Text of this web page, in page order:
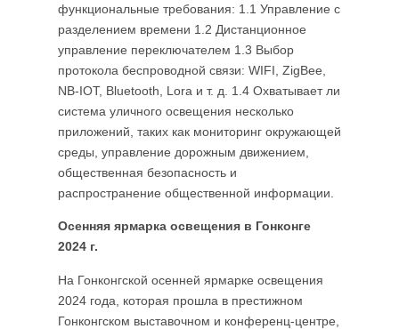
функциональные требования: 1.1 Управление с
разделением времени 1.2 Дистанционное
управление переключателем 1.3 Выбор
протокола беспроводной связи: WIFI, ZigBee,
NB-IOT, Bluetooth, Lora и т. д. 1.4 Охватывает ли
система уличного освещения несколько
приложений, таких как мониторинг окружающей
среды, управление дорожным движением,
общественная безопасность и
распространение общественной информации.
Осенняя ярмарка освещения в Гонконге
2024 г.
На Гонконгской осенней ярмарке освещения
2024 года, которая прошла в престижном
Гонконгском выставочном и конференц-центре,